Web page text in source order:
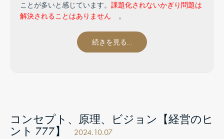
ことが多いと感じています。 課題化されないかぎり問題は
解決されることはありません
。
続きを見る…
コンセプト、原理、ビジョン【経営のヒ
ント 777】
2024.10.07